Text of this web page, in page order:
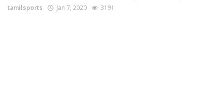
tamilsports Jan 7, 2020 3191